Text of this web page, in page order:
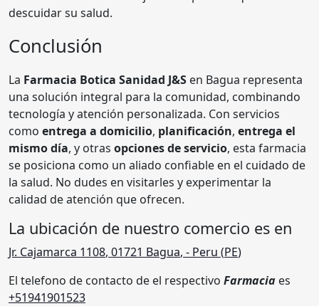
descuidar su salud.
Conclusión
La Farmacia Botica Sanidad J&S en Bagua representa
una solución integral para la comunidad, combinando
tecnología y atención personalizada. Con servicios
como entrega a domicilio, planificación, entrega el
mismo día, y otras opciones de servicio, esta farmacia
se posiciona como un aliado confiable en el cuidado de
la salud. No dudes en visitarles y experimentar la
calidad de atención que ofrecen.
La ubicación de nuestro comercio es en
Jr. Cajamarca 1108, 01721 Bagua, - Peru (PE)
El telefono de contacto de el respectivo Farmacia es
+51941901523